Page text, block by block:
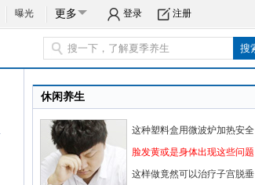
曝光 更多 登录 注册
休闲养生
这种塑料盒用微波炉加热安全
脸发黄或是身体出现这些问题
这样做竟然可以治疗子宫脱垂